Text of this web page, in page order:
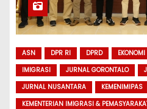
ASN DPR RI DPRD EKONOMI
IMIGRASI
JURNAL GORONTALO
JURNAL NUSANTARA
KEMENIMIPAS
KEMENTERIAN IMIGRASI &